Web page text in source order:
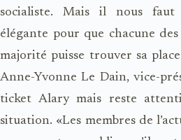
socialiste. Mais il nous
élégante pour que chacune
majorité puisse trouver sa
Anne-Yvonne Le Dain, vice-
ticket Alary mais reste
situation. «Les membres de